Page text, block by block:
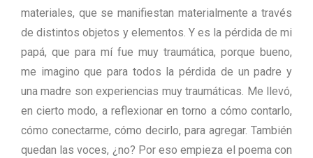
materiales, que se manifiestan materialmente a través
de distintos objetos y elementos. Y es la pérdida de mi
papá, que para mí fue muy traumática, porque bueno,
me imagino que para todos la pérdida de un padre y
una madre son experiencias muy traumáticas. Me llevó,
en cierto modo, a reflexionar en torno a cómo contarlo,
cómo conectarme, cómo decirlo, para agregar. También
quedan las voces, ¿no? Por eso empieza el poema con